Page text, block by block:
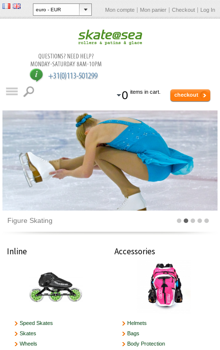
Mon compte Mon panier Checkout Log In
0 items in cart. checkout
Figure Skating
Inline
Speed Skates
Skates
Wheels
Accessories
Helmets
Bags
Body Protection